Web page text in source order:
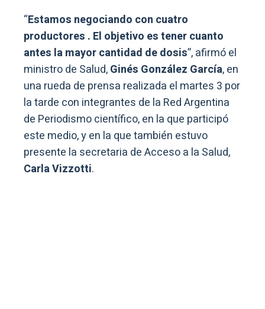
“Estamos negociando con cuatro
productores . El objetivo es tener cuanto
antes la mayor cantidad de dosis”, afirmó el
ministro de Salud,Ginés González García, en
una rueda de prensa realizada el martes 3 por
la tarde con integrantes de la Red Argentina
de Periodismo científico, en la que participó
este medio, y en la que también estuvo
presente la secretaria de Acceso a la Salud,
Carla Vizzotti.